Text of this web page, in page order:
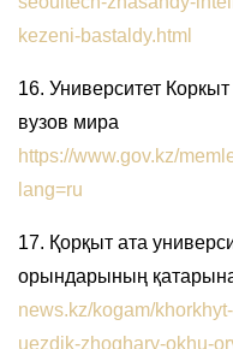
kezeni-bastaldy.html
16. Университет
вузов мира
https://www.gov.kz/
lang=ru
17. Қорқыт ата
орындарының
news.kz/kogam/
uezdik-zhoghary-okhu-